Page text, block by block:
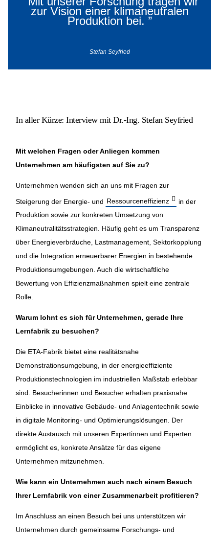
zur Vision einer klimaneutralen
Produktion bei. ”
Stefan Seyfried
In aller Kürze: Interview mit Dr.-Ing. Stefan Seyfried
Mit welchen Fragen oder Anliegen kommen
Unternehmen am häufigsten auf Sie zu?
Unternehmen wenden sich an uns mit Fragen zur
Steigerung der Energie- und Ressourceneffizienz
in der
Produktion sowie zur konkreten Umsetzung von
Klimaneutralitätsstrategien. Häufig geht es um Transparenz
über Energieverbräuche, Lastmanagement, Sektorkopplung
und die Integration erneuerbarer Energien in bestehende
Produktionsumgebungen. Auch die wirtschaftliche
Bewertung von Effizienzmaßnahmen spielt eine zentrale
Rolle.
Warum lohnt es sich für Unternehmen, gerade Ihre
Lernfabrik zu besuchen?
Die ETA-Fabrik bietet eine realitätsnahe
Demonstrationsumgebung, in der energieeffiziente
Produktionstechnologien im industriellen Maßstab erlebbar
sind. Besucherinnen und Besucher erhalten praxisnahe
Einblicke in innovative Gebäude- und Anlagentechnik sowie
in digitale Monitoring- und Optimierungslösungen. Der
direkte Austausch mit unseren Expertinnen und Experten
ermöglicht es, konkrete Ansätze für das eigene
Unternehmen mitzunehmen.
Wie kann ein Unternehmen auch nach einem Besuch
Ihrer Lernfabrik von einer Zusammenarbeit profitieren?
Im Anschluss an einen Besuch bei uns unterstützen wir
Unternehmen durch gemeinsame Forschungs- und